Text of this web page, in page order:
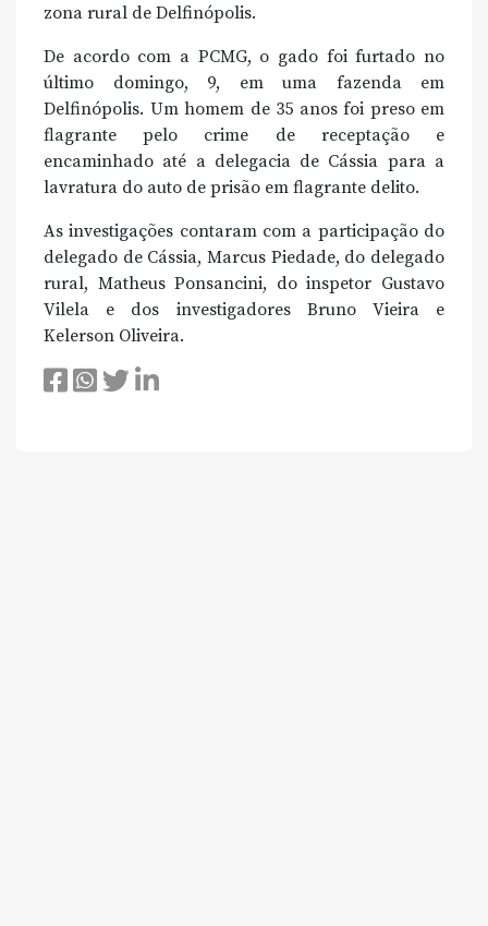
zona rural de Delfinópolis.
De acordo com a PCMG, o gado foi furtado no
último domingo, 9, em uma fazenda em
Delfinópolis. Um homem de 35 anos foi preso em
flagrante pelo crime de receptação e
encaminhado até a delegacia de Cássia para a
lavratura do auto de prisão em flagrante delito.
As investigações contaram com a participação do
delegado de Cássia, Marcus Piedade, do delegado
rural, Matheus Ponsancini, do inspetor Gustavo
Vilela e dos investigadores Bruno Vieira e
Kelerson Oliveira.